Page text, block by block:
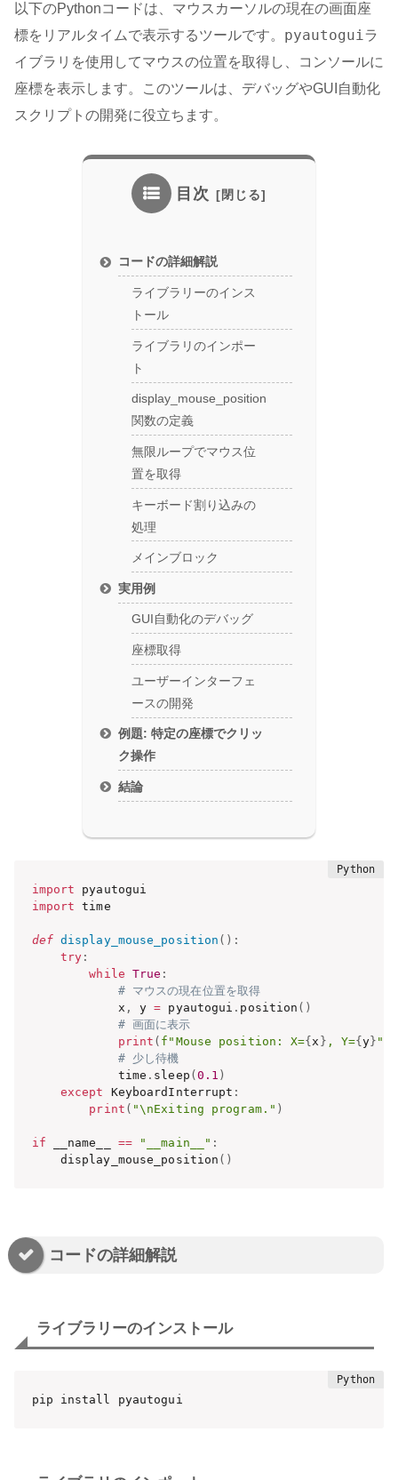
以下のPythonコードは、マウスカーソルの現在の画面座
標をリアルタイムで表示するツールです。 pyautoguiラ
イブラリを使用してマウスの位置を取得し、コンソールに
座標を表示します。このツールは、デバッグやGUI自動化
スクリプトの開発に役立ちます。
目次
コードの詳細解説
ライブラリーのインス
トール
ライブラリのインポー
ト
display_mouse_position
関数の定義
無限ループでマウス位
置を取得
キーボード割り込みの
処理
メインブロック
実用例
GUI自動化のデバッグ
座標取得
ユーザーインターフェ
ースの開発
例題: 特定の座標でクリッ
ク操作
結論
import
import time
def display_mouse_position ( ) :
try :
while True :
# マウスの現在位置を取得
            x
, y = pyautogui . position ( )
# 画面に表示
print ( f"Mouse position: X={ x } , Y={y } "
# 少し待機
            time
. sleep ( 0.1 )
except
KeyboardInterrupt :
print ( "\nExiting program." )
if __name__ == "__main__" :
    display_mouse_position
( )
コードの詳細解説
ライブラリーのインストール
pip install pyautogui